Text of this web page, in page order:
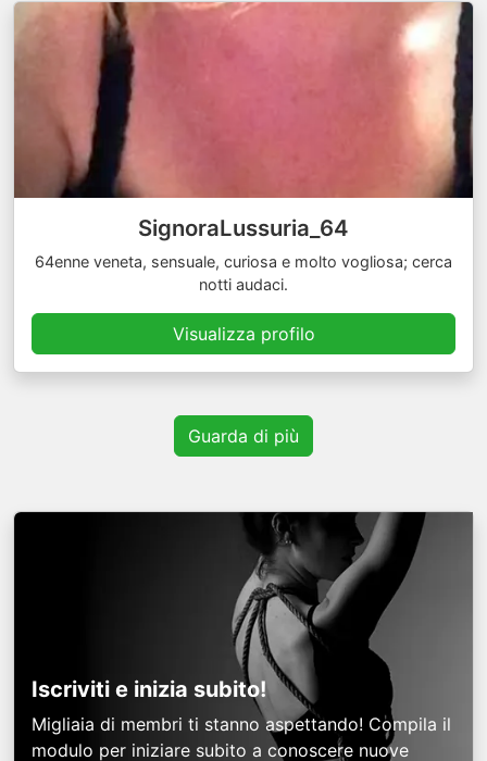
SignoraLussuria_64
64enne veneta, sensuale, curiosa e molto vogliosa; cerca
notti audaci.
Visualizza profilo
Guarda di più
Iscriviti e inizia subito!
Migliaia di membri ti stanno aspettando! Compila il
modulo per iniziare subito a conoscere nuove